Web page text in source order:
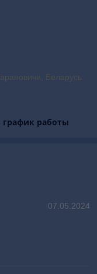
Беларусь
график работы
07.05.2024